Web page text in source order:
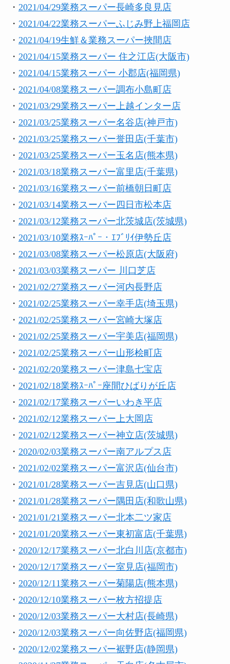
・ 2021/04/29業務スーパー長崎多良見店
・ 2021/04/22業務スーパーふじみ野上福岡店
・ 2021/04/19生鮮＆業務スーパー挾間店
・ 2021/04/15業務スーパー 住之江店(大阪市)
・ 2021/04/15業務スーパー 小郡店(福岡県)
・ 2021/04/08業務スーパー調布小島町店
・ 2021/03/29業務スーパー上越インター店
・ 2021/03/25業務スーパー名谷店(神戸市)
・ 2021/03/25業務スーパー誉田店(千葉市)
・ 2021/03/25業務スーパー玉名店(熊本県)
・ 2021/03/18業務スーパー富里店(千葉県)
・ 2021/03/16業務スーパー前橋朝日町店
・ 2021/03/14業務スーパー四日市松本店
・ 2021/03/12業務スーパー北茨城店(茨城県)
・ 2021/03/10業務ｽｰﾊﾟｰ・ｴﾌﾞﾘｲ伊勢丘店
・ 2021/03/08業務スーパー松原店(大阪府)
・ 2021/03/03業務スーパー 川口芝店
・ 2021/02/27業務スーパー河内長野店
・ 2021/02/25業務スーパー幸手店(埼玉県)
・ 2021/02/25業務スーパー宮崎大塚店
・ 2021/02/25業務スーパー宇美店(福岡県)
・ 2021/02/25業務スーパー山形桧町店
・ 2021/02/20業務スーパー津島七宝店
・ 2021/02/18業務ｽｰﾊﾟｰ座間ひばりが丘店
・ 2021/02/17業務スーパーいわき平店
・ 2021/02/12業務スーパー上大岡店
・ 2021/02/12業務スーパー神立店(茨城県)
・ 2020/02/03業務スーパー南アルプス店
・ 2021/02/02業務スーパー富沢店(仙台市)
・ 2021/01/28業務スーパー吉見店(山口県)
・ 2021/01/28業務スーパー隅田店(和歌山県)
・ 2021/01/21業務スーパー北本二ツ家店
・ 2021/01/20業務スーパー東初富店(千葉県)
・ 2020/12/17業務スーパー北白川店(京都市)
・ 2020/12/17業務スーパー室見店(福岡市)
・ 2020/12/11業務スーパー菊陽店(熊本県)
・ 2020/12/10業務スーパー枚方招提店
・ 2020/12/03業務スーパー大村店(長崎県)
・ 2020/12/03業務スーパー向佐野店(福岡県)
・ 2020/12/02業務スーパー裾野店(静岡県)